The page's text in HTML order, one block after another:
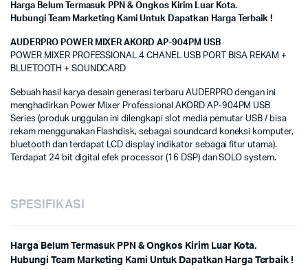
Harga Belum Termasuk PPN & Ongkos Kirim Luar Kota.
Hubungi Team Marketing Kami Untuk Dapatkan Harga Terbaik !
AUDERPRO POWER MIXER AKORD AP-904PM USB
POWER MIXER PROFESSIONAL 4 CHANEL USB PORT BISA REKAM +
BLUETOOTH + SOUNDCARD
Sebuah hasil karya desain generasi terbaru AUDERPRO dengan ini
menghadirkan Power Mixer Professional AKORD AP-904PM USB
Series (produk unggulan ini dilengkapi slot media pemutar USB / bisa
rekam menggunakan Flashdisk, sebagai soundcard koneksi komputer,
bluetooth dan terdapat LCD display indikator sebagai fitur utama).
Terdapat 24 bit digital efek processor (16 DSP) dan SOLO system.
SPESIFIKASI
Harga Belum Termasuk PPN & Ongkos Kirim Luar Kota.
Hubungi Team Marketing Kami Untuk Dapatkan Harga Terbaik !